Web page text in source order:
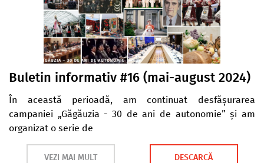
Buletin informativ #16 (mai-august 2024)
În această perioadă, am continuat desfășurarea
campaniei „Găgăuzia - 30 de ani de autonomie” și am
organizat o serie de
VEZI MAI MULT DESCARCĂ